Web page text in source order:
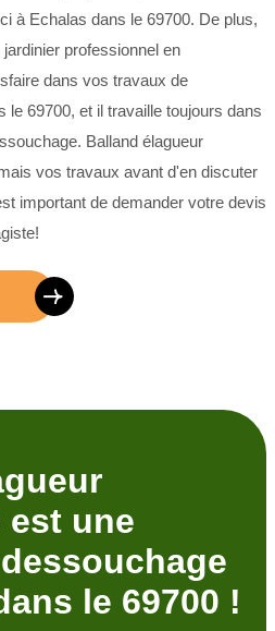
à Echalas dans le 69700. De plus,
professionnel en
dans vos travaux de
le 69700, et il travaille toujours dans
Balland élagueur
vos travaux avant d'en discuter
important de demander votre devis
est une
le 69700 !